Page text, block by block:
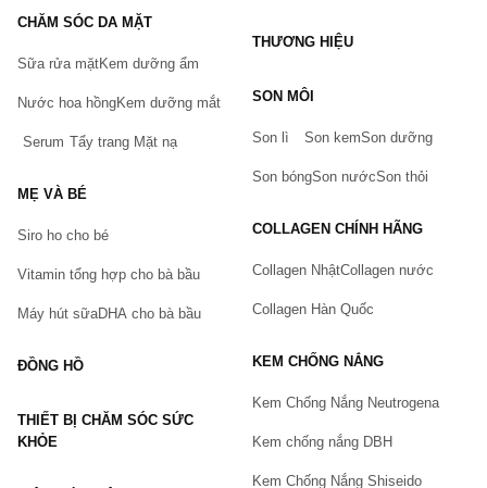
Bạn gặp vấn đề về sản phẩm hay mua hàng?
Hãy báo lỗi cho chúng tôi. Hoặc gọi cho chúng tôi qua số
Vấn đề(*)
CHĂM SÓC DA MẶT
Sữa rửa mặtKem dưỡng ẩm
Nước hoa hồngKem dưỡng mắt
Serum Tẩy trang Mặt nạ
MẸ VÀ BÉ
Siro ho cho bé
Vitamin tổng hợp cho bà bầu
Máy hút sữaDHA cho bà bầu
ĐỒNG HỒ
THIẾT BỊ CHĂM SÓC SỨC
KHỎE
THƯƠNG HIỆU
SON MÔI
Son lì Son kemSon dưỡng
Son bóngSon nướcSon thỏi
COLLAGEN CHÍNH HÃNG
Collagen NhậtCollagen nước
Collagen Hàn Quốc
KEM CHỐNG NẮNG
Kem Chống Nắng Neutrogena
Kem chống nắng DBH
Kem Chống Nắng Shiseido